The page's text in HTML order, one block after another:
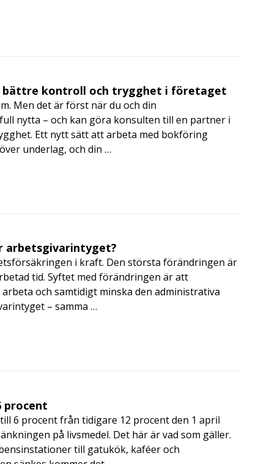
bättre kontroll och trygghet i företaget
Men det är först när du och din
nytta – och kan göra konsulten till en partner i
Ett nytt sätt att arbeta med bokföring
underlag, och din …
arbetsgivarintyget?
i kraft. Den största förändringen är
tid. Syftet med förändringen är att
och samtidigt minska den administrativa
– samma …
procent
6 procent från tidigare 12 procent den 1 april
på livsmedel. Det här är vad som gäller.
till gatukök, kaféer och